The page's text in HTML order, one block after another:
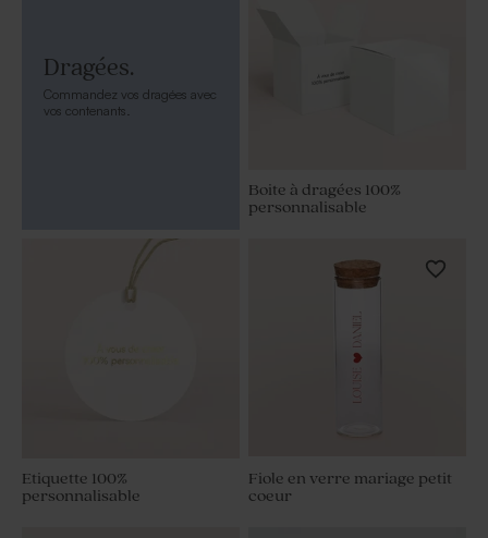
Dragées.
Commandez vos dragées avec
vos contenants.
Boite à dragées 100%
personnalisable
Etiquette 100%
personnalisable
Fiole en verre mariage petit
coeur